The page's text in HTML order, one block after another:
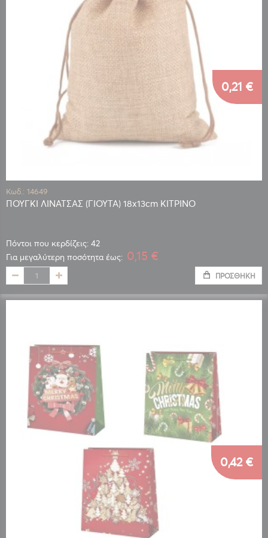
Κωδ.: 14649
ΠΟΥΓΚΙ ΛΙΝΑΤΣΑΣ (ΓΙΟΥΤΑ) 18x13cm ΚΙΤΡΙΝΟ
Πόντοι που κερδίζεις: 42
0,21 €
Για μεγαλύτερη ποσότητα έως: 0,15 €
ΠΡΟΣΘΉΚΗ
0,42 €